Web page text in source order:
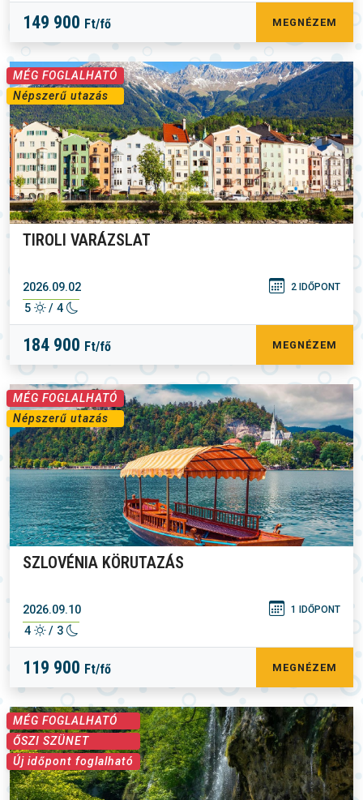
149 900 Ft/fő MEGNÉZEM
MÉG FOGLALHATÓ
Népszerű utazás
TIROLI VARÁZSLAT
2026.09.02 2 IDŐPONT
5 / 4
184 900 Ft/fő MEGNÉZEM
MÉG FOGLALHATÓ
Népszerű utazás
SZLOVÉNIA KÖRUTAZÁS
2026.09.10 1 IDŐPONT
4 / 3
119 900 Ft/fő MEGNÉZEM
MÉG FOGLALHATÓ
ŐSZI SZÜNET
Új időpont foglalható